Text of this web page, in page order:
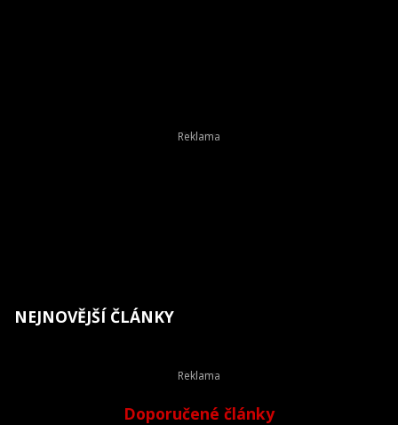
NEJNOVĚJŠÍ ČLÁNKY
Doporučené články